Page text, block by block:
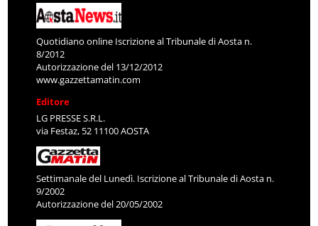
Quotidiano online Iscrizione al Tribunale di Aosta n.
8/2012
Autorizzazione del 13/12/2012
www.gazzettamatin.com
Editore
LG PRESSE S.R.L.
via Festaz, 52 11100 AOSTA
Settimanale del Lunedì. Iscrizione al Tribunale di Aosta n.
9/2002
Autorizzazione del 20/05/2002